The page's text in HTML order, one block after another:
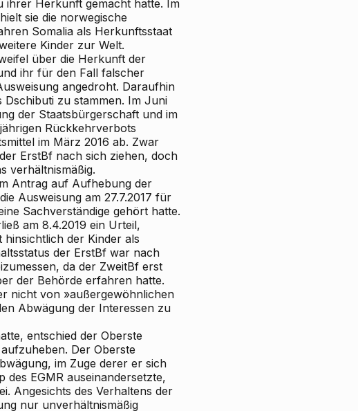
ihrer Herkunft gemacht hatte. Im
sie die norwegische
Somalia als Herkunftsstaat
Kinder zur Welt.
über die Herkunft der
ihr für den Fall falscher
angedroht. Daraufhin
Dschibuti zu stammen. Im Juni
der Staatsbürgerschaft und im
Rückkehrverbots
im März 2016 ab. Zwar
ErstBf nach sich ziehen, doch
verhältnismäßig.
Antrag auf Aufhebung der
Ausweisung am 27.7.2017 für
Sachverständige gehört hatte.
am 8.4.2019 ein Urteil,
der Kinder als
der ErstBf war nach
da der ZweitBf erst
der Behörde erfahren hatte.
nicht von »außergewöhnlichen
Abwägung der Interessen zu
entschied der Oberste
Der Oberste
im Zuge derer er sich
des EGMR auseinandersetzte,
Angesichts des Verhaltens der
nur unverhältnismäßig